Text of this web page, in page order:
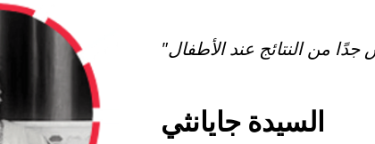
السيدة جايانثي